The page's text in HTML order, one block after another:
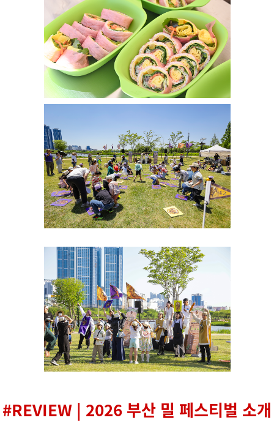
#REVIEW | 2026 부산 밀 페스티벌 소개